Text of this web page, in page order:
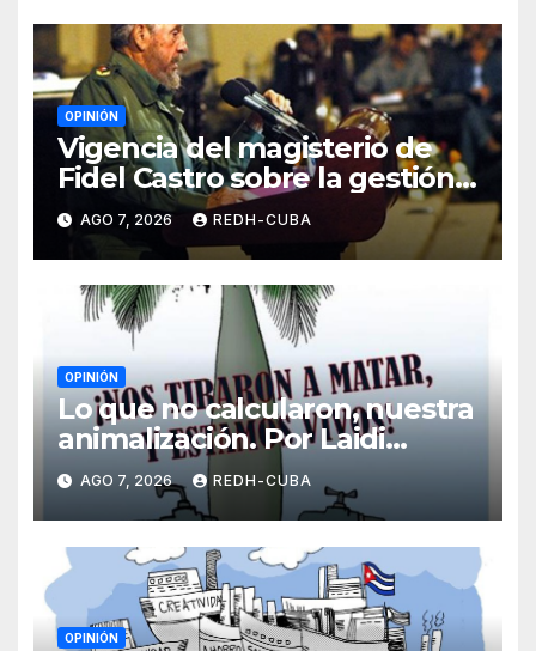
OPINIÓN
Vigencia del magisterio de
Fidel Castro sobre la gestión
del liderazgo revolucionario.
Por Jorge Luís Guach Estévez
AGO 7, 2026 REDH-CUBA
OPINIÓN
Lo que no calcularon, nuestra
animalización. Por Laidi
Fernández de Juan
AGO 7, 2026 REDH-CUBA
OPINIÓN